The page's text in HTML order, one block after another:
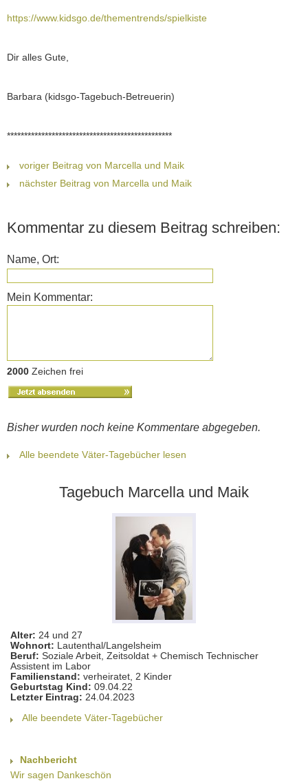
https://www.kidsgo.de/thementrends/spielkiste
Dir alles Gute,
Barbara (kidsgo-Tagebuch-Betreuerin)
************************************************
voriger Beitrag von Marcella und Maik
nächster Beitrag von Marcella und Maik
Kommentar zu diesem Beitrag schreiben:
Name, Ort:
Mein Kommentar:
2000 Zeichen frei
Bisher wurden noch keine Kommentare abgegeben.
Alle beendete Väter-Tagebücher lesen
Tagebuch Marcella und Maik
Alter: 24 und 27
Wohnort: Lautenthal/Langelsheim
Beruf: Soziale Arbeit, Zeitsoldat + Chemisch Technischer
Assistent im Labor
Familienstand: verheiratet, 2 Kinder
Geburtstag Kind: 09.04.22
Letzter Eintrag: 24.04.2023
Alle beendete Väter-Tagebücher
Nachbericht
Wir sagen Dankeschön